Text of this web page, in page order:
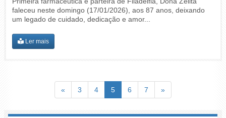
faleceu neste domingo (17/01/2026), aos 87 anos, deixando
um legado de cuidado, dedicação e amor...
Ler mais
« Voltar
3 4 5(atual)
6 7 »Avançar